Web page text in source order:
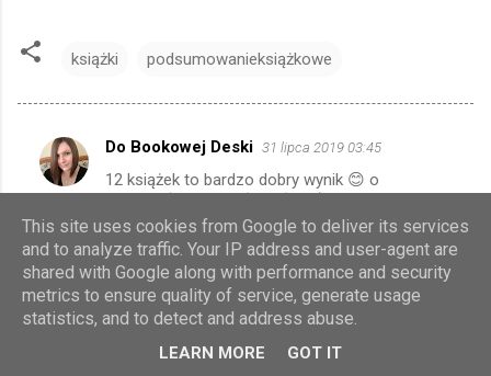
książki podsumowanieksiążkowe
K
o
m
e
n
t
Do Bookowej Deski 31 lipca 2019 03:45
12 książek to bardzo dobry wynik 😊 o
planach czytanie "Siedmiu śmierci..."
ODPOWIEDZ
Iwona Nocoń 31 lipca 2019 03:53
Dziękuję :)
This site uses cookies from Google to deliver its services
and to analyze traffic. Your IP address and user-agent are
shared with Google along with performance and security
metrics to ensure quality of service, generate usage
statistics, and to detect and address abuse.
LEARN MORE GOT IT